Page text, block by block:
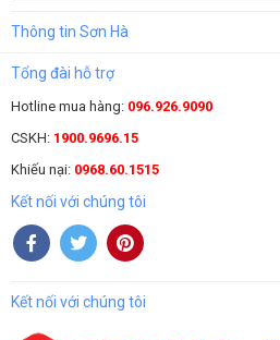
Thông tin Sơn Hà
Tổng đài hỗ trợ
Hotline mua hàng: 096.926.9090
CSKH: 1900.9696.15
Khiếu nại: 0968.60.1515
Kết nối với chúng tôi
Kết nối với chúng tôi